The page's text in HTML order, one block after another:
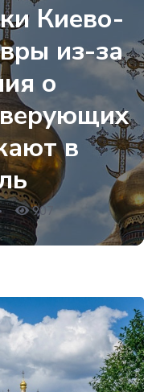
Киево-
из-за
о
в
907